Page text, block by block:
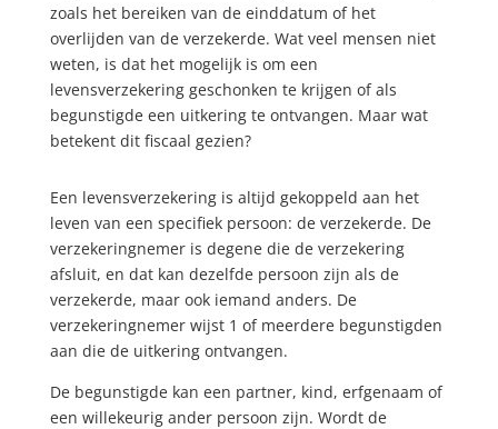
zoals het bereiken van de einddatum of het
overlijden van de verzekerde. Wat veel mensen niet
weten, is dat het mogelijk is om een
levensverzekering geschonken te krijgen of als
begunstigde een uitkering te ontvangen. Maar wat
betekent dit fiscaal gezien?
Een levensverzekering is altijd gekoppeld aan het
leven van een specifiek persoon: de verzekerde. De
verzekeringnemer is degene die de verzekering
afsluit, en dat kan dezelfde persoon zijn als de
verzekerde, maar ook iemand anders. De
verzekeringnemer wijst 1 of meerdere begunstigden
aan die de uitkering ontvangen.
De begunstigde kan een partner, kind, erfgenaam of
een willekeurig ander persoon zijn. Wordt de